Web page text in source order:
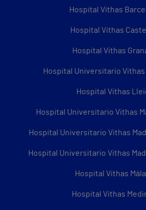
Hospital Vithas
Hospital Vithas
Hospital Vithas
Hospital Universitario Vithas
Hospital Vithas
Hospital Universitario Vithas
Hospital Universitario Vithas
Hospital Universitario Vithas
Hospital Vithas
Hospital Vithas